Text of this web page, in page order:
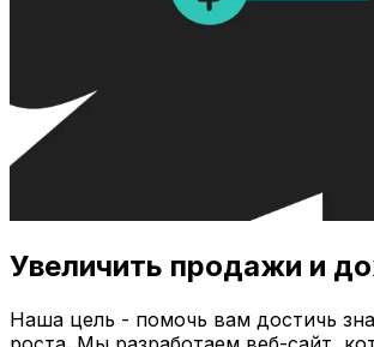
Увеличить продажи и
Наша цель - помочь вам достичь